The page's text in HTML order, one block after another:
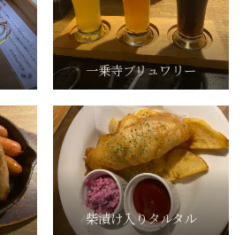
一乗寺ブリュワリー
柴漬け入りタルタル